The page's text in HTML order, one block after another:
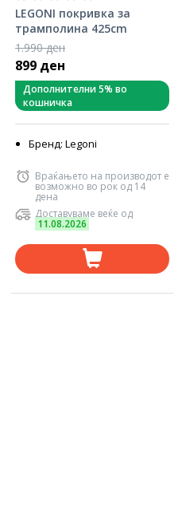
LEGONI покривка за
трамполина 425cm
1.990 ден
899 ден
Дополнителни 5% во
кошничка
Бренд: Legoni
Враќањето на производот е
возможно во рок од 14
дена
Доставуваме веќе од
11.08.2026